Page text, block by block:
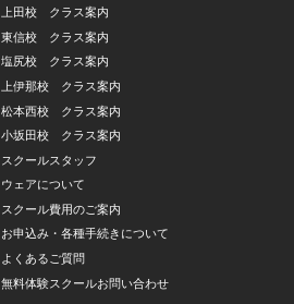
上田校 クラス案内
東信校 クラス案内
塩尻校 クラス案内
上伊那校 クラス案内
松本西校 クラス案内
小坂田校 クラス案内
スクールスタッフ
ウェアについて
スクール費用のご案内
お申込み・各種手続きについて
よくあるご質問
無料体験スクールお問い合わせ